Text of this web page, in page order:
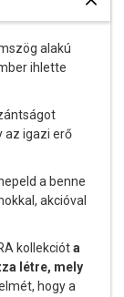
alakú
ihlette
az igazi erő
a benne
akcióval
kollekcióta
létre, mely
hogy a